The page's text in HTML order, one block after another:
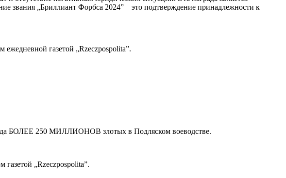
звания „Бриллиант Форбса 2024” – это подтверждение принадлежности к
газетой „Rzeczpospolita”.
БОЛЕЕ 250 МИЛЛИОНОВ злотых в Подляском воеводстве.
„Rzeczpospolita”.